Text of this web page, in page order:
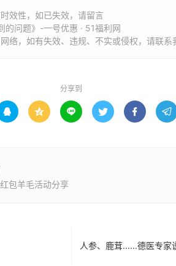
效性，如已失效，请留言
的问题》-一号优惠 · 51福利网
络，如有失效、违规、不实或侵权，请联系
分享到
     
包羊毛活动分享
人参、鹿茸......德医专家